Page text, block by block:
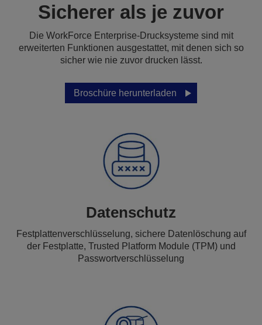
Sicherer als je zuvor
Die WorkForce Enterprise-Drucksysteme sind mit
erweiterten Funktionen ausgestattet, mit denen sich so
sicher wie nie zuvor drucken lässt.
Broschüre herunterladen
Datenschutz
Festplattenverschlüsselung, sichere Datenlöschung auf
der Festplatte, Trusted Platform Module (TPM) und
Passwortverschlüsselung